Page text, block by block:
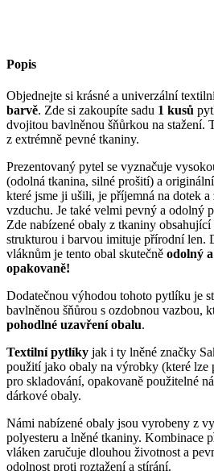
Popis
Objednejte si krásné a univerzální
barvě. Zde si zakoupíte sadu 1 kusů
dvojitou bavlněnou šňůrkou na stažení.
z extrémně pevné tkaniny.
Prezentovaný pytel se vyznačuje
(odolná tkanina, silné prošití) a
které jsme ji ušili, je příjemná na dotek
vzduchu. Je také velmi pevný a odolný
Zde nabízené obaly z tkaniny
strukturou i barvou imituje přírodní len.
vláknům je tento obal skutečně odolný
opakovaně!
Dodatečnou výhodou tohoto pytlíku je
bavlněnou šňůrou s ozdobnou vazbou,
pohodlné uzavření obalu.
Textilní pytlíky jak i ty lněné značky
použití jako obaly na výrobky (které lze
pro skladování, opakovaně použitelné
dárkové obaly.
Námi nabízené obaly jsou vyrobeny z
polyesteru a lněné tkaniny. Kombinace
vláken zaručuje dlouhou životnost a
odolnost proti roztažení a stírání.